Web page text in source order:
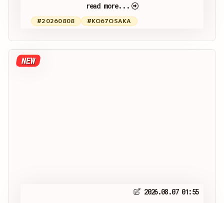
read more...
#20260808 #KO67OSAKA
NEW
2026.08.07 01:55